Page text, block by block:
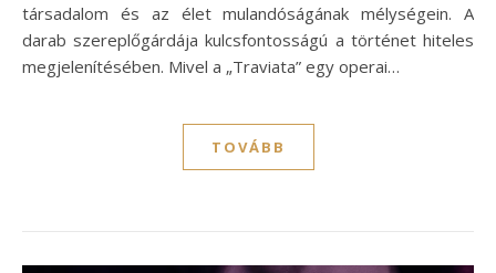
társadalom és az élet mulandóságának mélységein. A
darab szereplőgárdája kulcsfontosságú a történet hiteles
megjelenítésében. Mivel a „Traviata” egy operai…
TOVÁBB